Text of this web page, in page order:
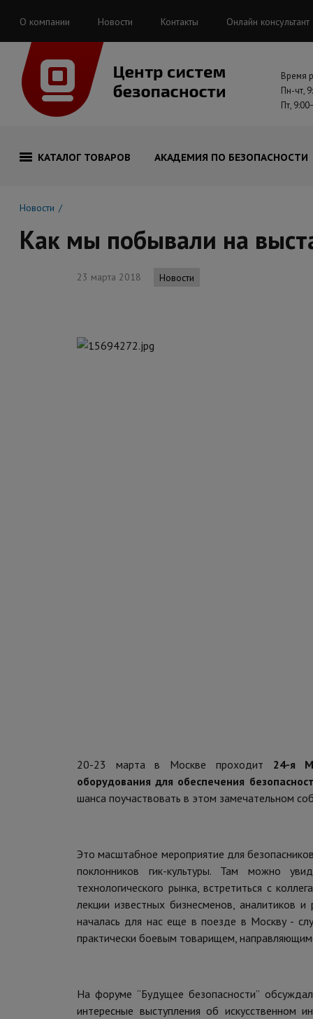
О компании Новости Контакты Онлайн консультант
Время
Пн-чт,
Пт,
КАТАЛОГ ТОВАРОВ АКАДЕМИЯ ПО БЕЗОПАСНОСТИ
Новости
Как мы побывали на
23 марта 2018 Новости
20-23 марта в Москве проходит 24-я
оборудования для обеспечения
шанса поучаствовать в этом замечательном
Это масштабное мероприятие для
поклонников гик-культуры. Там можно
технологического рынка, встретиться с
лекции известных бизнесменов, аналитиков
началась для нас еще в поезде в Москву -
практически боевым товарищем,
На форуме “Будущее безопасности”
интересные выступления об искусственном